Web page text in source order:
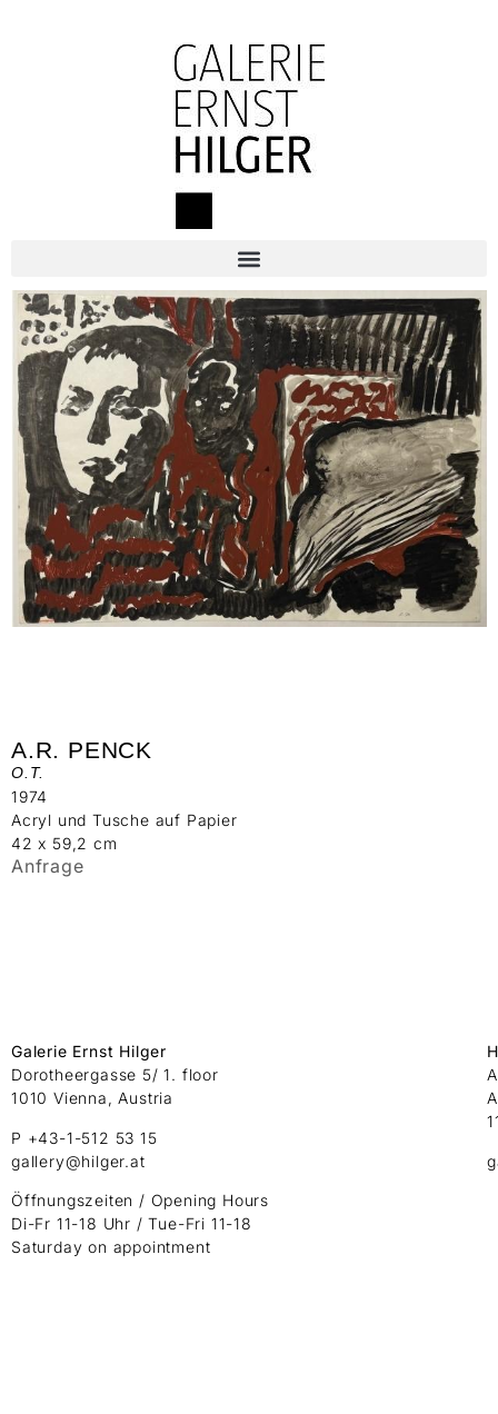
A.R. PENCK
O.T.
1974
Acryl und Tusche auf Papier
42 x 59,2 cm
Anfrage
Galerie Ernst Hilger
Dorotheergasse 5/ 1. floor
1010 Vienna, Austria
P +43-1-512 53 15
gallery@hilger.at
Öffnungszeiten / Opening Hours
Di-Fr 11-18 Uhr / Tue-Fri 11-18
Saturday on appointment